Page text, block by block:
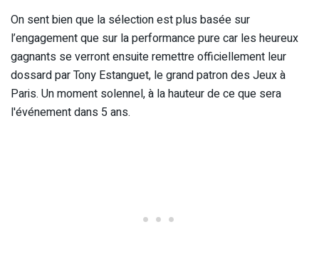
On sent bien que la sélection est plus basée sur
l’engagement que sur la performance pure car les heureux
gagnants se verront ensuite remettre officiellement leur
dossard par Tony Estanguet, le grand patron des Jeux à
Paris. Un moment solennel, à la hauteur de ce que sera
l'événement dans 5 ans.